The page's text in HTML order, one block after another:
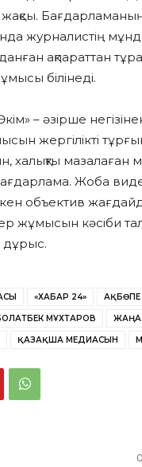
журналистің
ақпараттан
білінеді.
– әзірше
жергілікті
халықты мазалаған
бағдарлама. Жоба
объектив
жұмысын кәсіби
дұрыс.
«ХАБАР 24» АҚБӨПЕ
МҰХТАРОВ ЖАҢА
ҚАЗАҚША МЕДИАСЫН